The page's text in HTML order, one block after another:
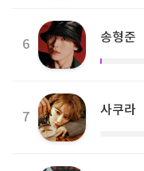
6 송형준
7 사쿠라